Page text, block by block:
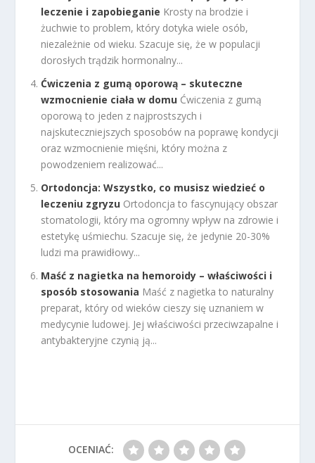
leczenie i zapobieganie Krosty na brodzie i
żuchwie to problem, który dotyka wiele osób,
niezależnie od wieku. Szacuje się, że w populacji
dorosłych trądzik hormonalny...
Ćwiczenia z gumą oporową – skuteczne
wzmocnienie ciała w domu Ćwiczenia z gumą
oporową to jeden z najprostszych i
najskuteczniejszych sposobów na poprawę kondycji
oraz wzmocnienie mięśni, który można z
powodzeniem realizować...
Ortodoncja: Wszystko, co musisz wiedzieć o
leczeniu zgryzu Ortodoncja to fascynujący obszar
stomatologii, który ma ogromny wpływ na zdrowie i
estetykę uśmiechu. Szacuje się, że jedynie 20-30%
ludzi ma prawidłowy...
Maść z nagietka na hemoroidy – właściwości i
sposób stosowania Maść z nagietka to naturalny
preparat, który od wieków cieszy się uznaniem w
medycynie ludowej. Jej właściwości przeciwzapalne i
antybakteryjne czynią ją...
OCENIAĆ: